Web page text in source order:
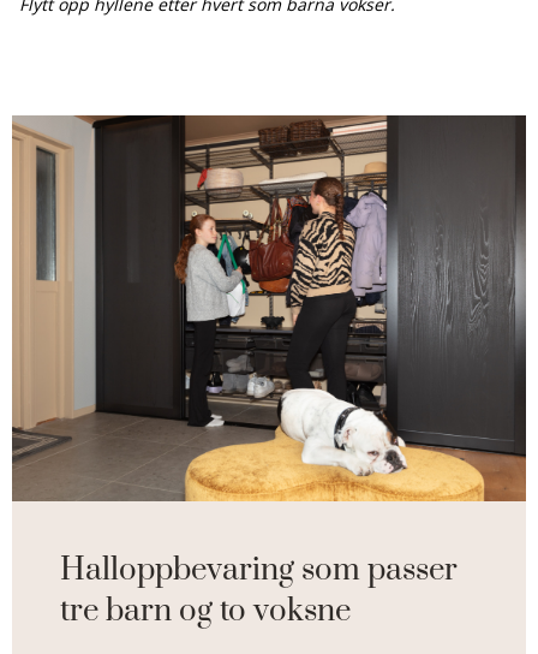
Halloppbevaring som passer
tre barn og to voksne